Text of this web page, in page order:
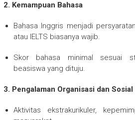
2. Kemampuan Bahasa
Bahasa Inggris menjadi
atau IELTS biasanya wajib.
Skor bahasa minimal sesuai
beasiswa yang dituju.
3. Pengalaman Organisasi dan Sosial
Aktivitas ekstrakurikuler,